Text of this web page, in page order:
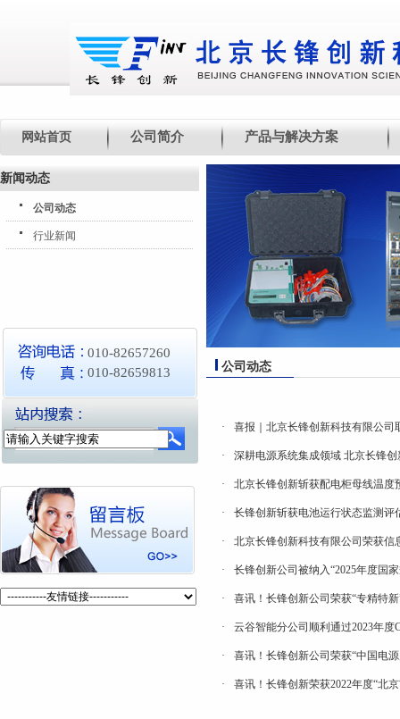
网站首页 公司简介 产品与解决方案
新闻动态
公司动态
行业新闻
010-82657260
010-82659813
公司动态
· 喜报｜北京长锋创新科技有限公司
· 深耕电源系统集成领域 北京长锋
· 北京长锋创新斩获配电柜母线温度
· 长锋创新斩获电池运行状态监测
· 北京长锋创新科技有限公司荣获
· 长锋创新公司被纳入“2025年度国
· 喜讯！长锋创新公司荣获“专精特
· 云谷智能分公司顺利通过2023年度
· 喜讯！长锋创新公司荣获“中国电
· 喜讯！长锋创新荣获2022年度“北